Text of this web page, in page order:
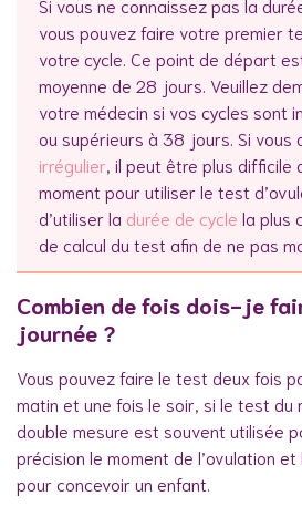
Si vous ne connaissez pas la
vous pouvez faire votre premier
votre cycle. Ce point de départ
moyenne de 28 jours. Veuillez
votre médecin si vos cycles sont
ou supérieurs à 38 jours. Si vous
irrégulier , il peut être plus
moment pour utiliser le test
d’utiliser la durée de cycle la plus
de calcul du test afin de ne pas
Combien de fois dois-je
journée ?
Vous pouvez faire le test deux fois
matin et une fois le soir, si le test du
double mesure est souvent utilisée
précision le moment de l’ovulation
pour concevoir un enfant.